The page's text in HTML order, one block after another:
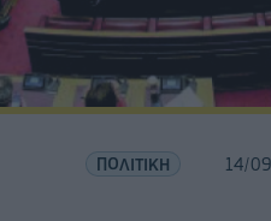
ΠΟΛΙΤΙΚΗ 14/